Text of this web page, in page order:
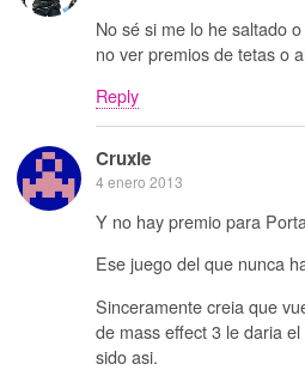
No sé si me lo he saltado
no ver premios de tetas o
Reply
Cruxie
4 enero 2013
Y no hay premio para
Ese juego del que nunca
Sinceramente creia que
de mass effect 3 le daria
sido asi.